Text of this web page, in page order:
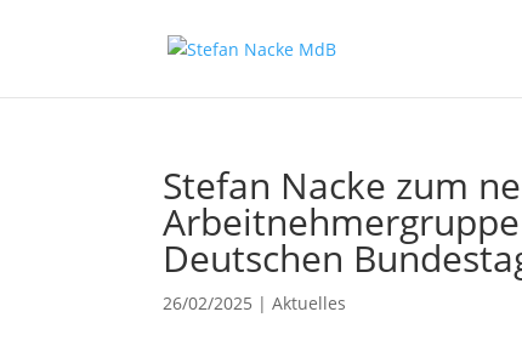
Stefan Nacke zum
Deutschen
26/02/2025 |Aktuelles